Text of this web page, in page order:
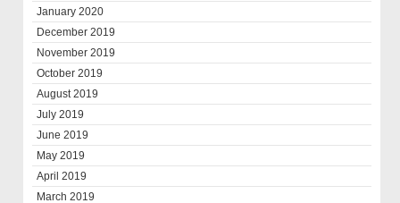
January 2020
December 2019
November 2019
October 2019
August 2019
July 2019
June 2019
May 2019
April 2019
March 2019